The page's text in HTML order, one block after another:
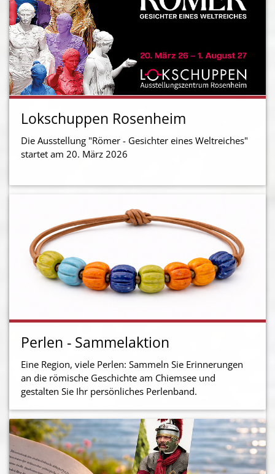
Lokschuppen Rosenheim
Die Ausstellung "Römer - Gesichter eines Weltreiches"
startet am 20. März 2026
Perlen - Sammelaktion
Eine Region, viele Perlen: Sammeln Sie Erinnerungen
an die römische Geschichte am Chiemsee und
gestalten Sie Ihr persönliches Perlenband.